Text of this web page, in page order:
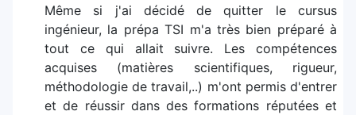
Même si j'ai décidé de quitter le cursus
ingénieur, la prépa TSI m'a très bien préparé à
tout ce qui allait suivre. Les compétences
acquises (matières scientifiques, rigueur,
méthodologie de travail,..) m'ont permis d'entrer
et de réussir dans des formations réputées et